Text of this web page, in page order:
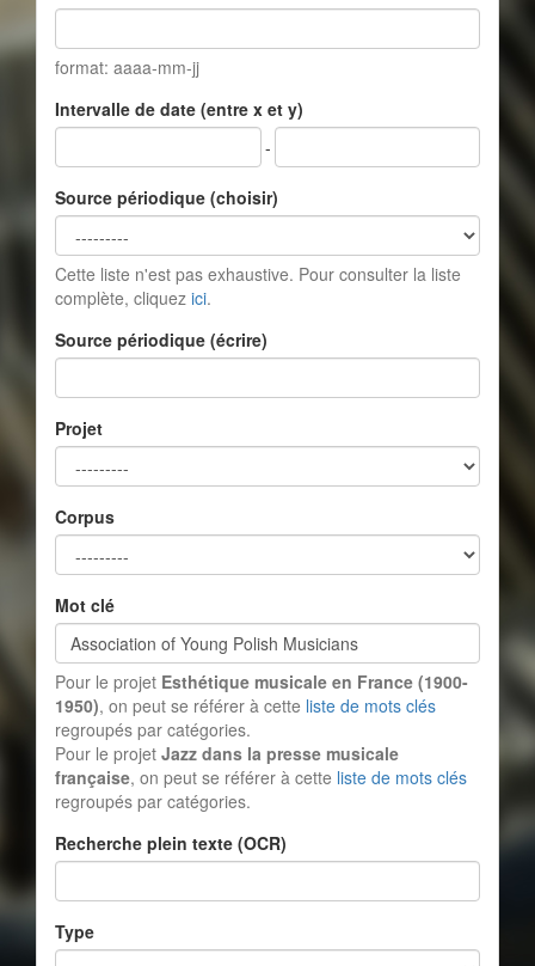
format: aaaa-mm-jj
Intervalle de date (entre x et y)
-
Source périodique (choisir)
Cette liste n'est pas exhaustive. Pour consulter la liste
complète, cliquez ici.
Source périodique (écrire)
Projet
Corpus
Mot clé
Pour le projet Esthétique musicale en France (1900-
1950), on peut se référer à cette liste de mots clés
regroupés par catégories.
Pour le projet Jazz dans la presse musicale
française, on peut se référer à cette liste de mots clés
regroupés par catégories.
Recherche plein texte (OCR)
Type